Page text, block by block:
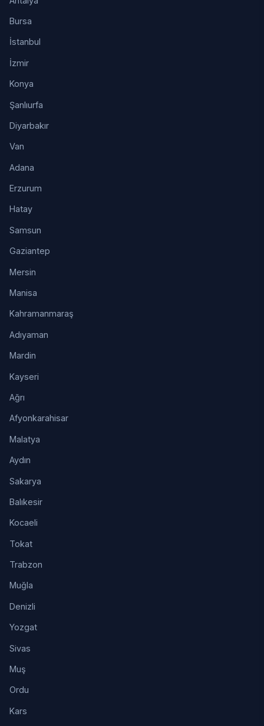
Bursa
İstanbul
İzmir
Konya
Şanlıurfa
Diyarbakır
Van
Adana
Erzurum
Hatay
Samsun
Gaziantep
Mersin
Manisa
Kahramanmaraş
Adıyaman
Mardin
Kayseri
Ağrı
Afyonkarahisar
Malatya
Aydın
Sakarya
Balıkesir
Kocaeli
Tokat
Trabzon
Muğla
Denizli
Yozgat
Sivas
Muş
Ordu
Kars